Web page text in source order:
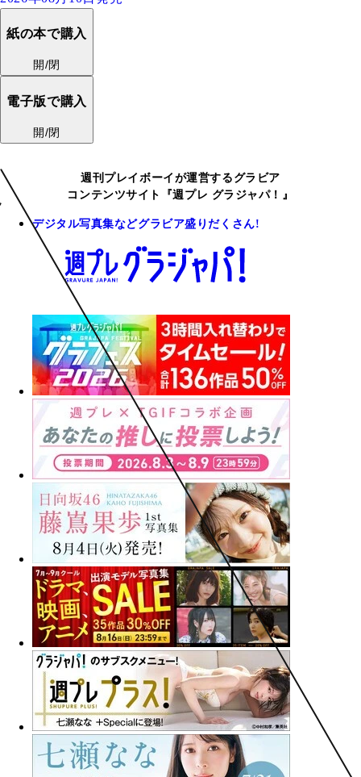
紙の本で購入
開/閉
電子版で購入
開/閉
週刊プレイボーイが運営するグラビア
コンテンツサイト『週プレ グラジャパ！』
デジタル写真集などグラビア盛りだくさん!